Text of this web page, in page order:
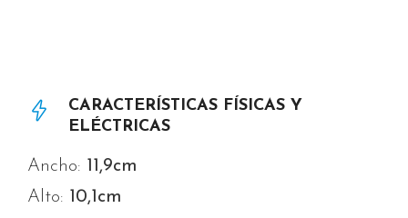
CARACTERÍSTICAS FÍSICAS Y
ELÉCTRICAS
Ancho: 11,9cm
Alto: 10,1cm